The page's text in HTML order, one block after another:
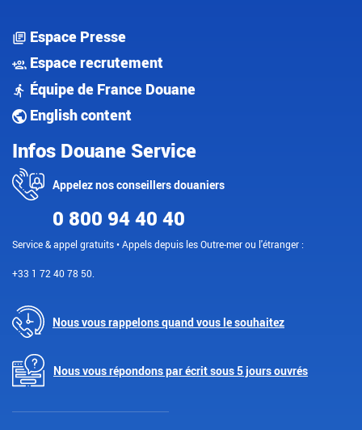
Espace Presse
Espace recrutement
Équipe de France Douane
English content
Infos Douane Service
Appelez nos conseillers douaniers
0 800 94 40 40
Service & appel gratuits • Appels depuis les Outre-mer ou l'étranger :
+33 1 72 40 78 50.
Nous vous rappelons quand vous le souhaitez
Nous vous répondons par écrit sous 5 jours ouvrés